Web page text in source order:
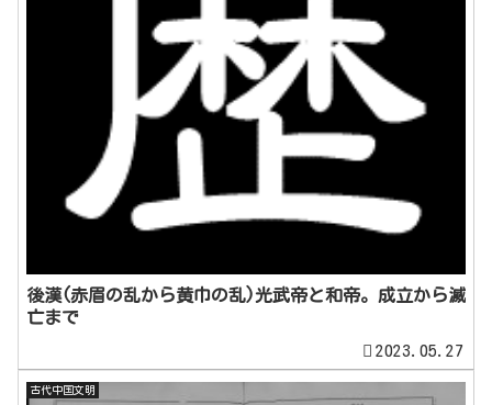
後漢(赤眉の乱から黄巾の乱)光武帝と和帝。成立から滅
亡まで
2023.05.27
古代中国文明